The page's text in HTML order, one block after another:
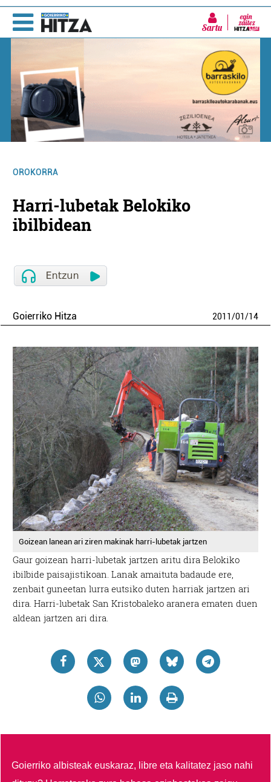
Sartu
OROKORRA
Harri-lubetak Belokiko
ibilbidean
Goierriko Hitza 2011/01/14
Goizean lanean ari ziren makinak harri-lubetak jartzen
Gaur goizean harri-lubetak jartzen aritu dira Belokiko
ibilbide paisajistikoan. Lanak amaituta badaude ere,
zenbait guneetan lurra eutsiko duten harriak jartzen ari
dira. Harri-lubetak San Kristobaleko aranera ematen duen
aldean jartzen ari dira.
Goierriko albisteak euskaraz, libre eta kalitatez jaso nahi